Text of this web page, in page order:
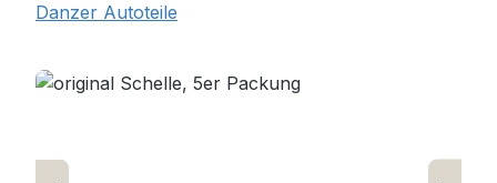
Danzer Autoteile
Bildergalerie überspringen